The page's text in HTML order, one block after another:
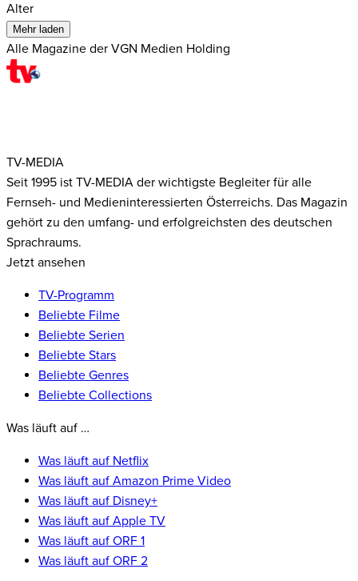
Alter
Mehr laden
Alle Magazine der VGN Medien Holding
TV-MEDIA
Seit 1995 ist TV-MEDIA der wichtigste Begleiter für alle
Fernseh- und Medieninteressierten Österreichs. Das Magazin
gehört zu den umfang- und erfolgreichsten des deutschen
Sprachraums.
Jetzt ansehen
TV-Programm
Beliebte Filme
Beliebte Serien
Beliebte Stars
Beliebte Genres
Beliebte Collections
Was läuft auf …
Was läuft auf Netflix
Was läuft auf Amazon Prime Video
Was läuft auf Disney+
Was läuft auf Apple TV
Was läuft auf ORF 1
Was läuft auf ORF 2